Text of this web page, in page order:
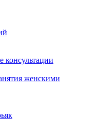
консультации
женскими